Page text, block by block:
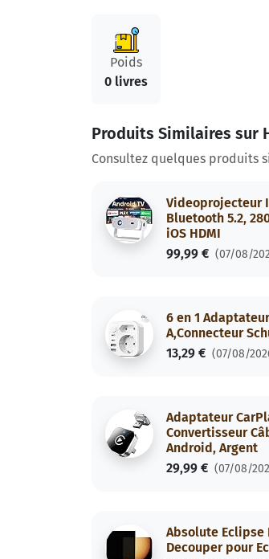
Poids
0 livres
Produits Similaires sur
Consultez quelques produits
Videoprojecteur
Bluetooth 5.2,
iOS HDMI
99,99 € (07/08/
6 en 1
A,Connecteur
13,29 € (07/08/
Adaptateur
Convertisseur
Android, Argent
29,99 € (07/08/
Absolute Eclipse
Decouper pour